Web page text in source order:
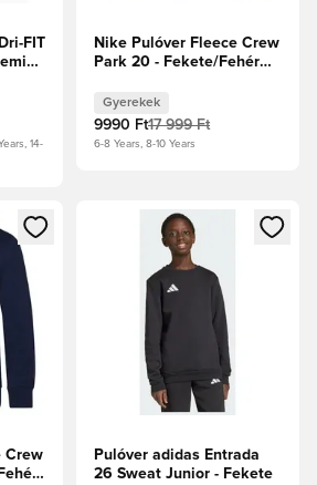
FIT
14-
Nike Pulóver Fleece Crew
Park 20 - Fekete/Fehér
Gyerekek
9990 Ft17 999 Ft
6-8 Years, 8-10 Years
a bejelentkezéshez vagy a tagként
Crew
Megnyit egy modált a
Pulóver adidas Entrada
26 Sweat Junior - Fekete